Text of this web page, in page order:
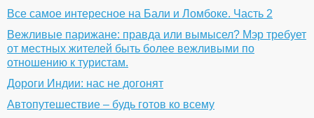
Все самое интересное на Бали и Ломбоке. Часть 2
Вежливые парижане: правда или вымысел? Мэр требует
от местных жителей быть более вежливыми по
отношению к туристам.
Дороги Индии: нас не догонят
Автопутешествие – будь готов ко всему